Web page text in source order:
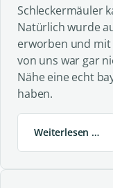
Schleckermäuler
Natürlich wurde
erworben und mit
von uns war gar
Nähe eine echt
haben.
Weiterlesen …